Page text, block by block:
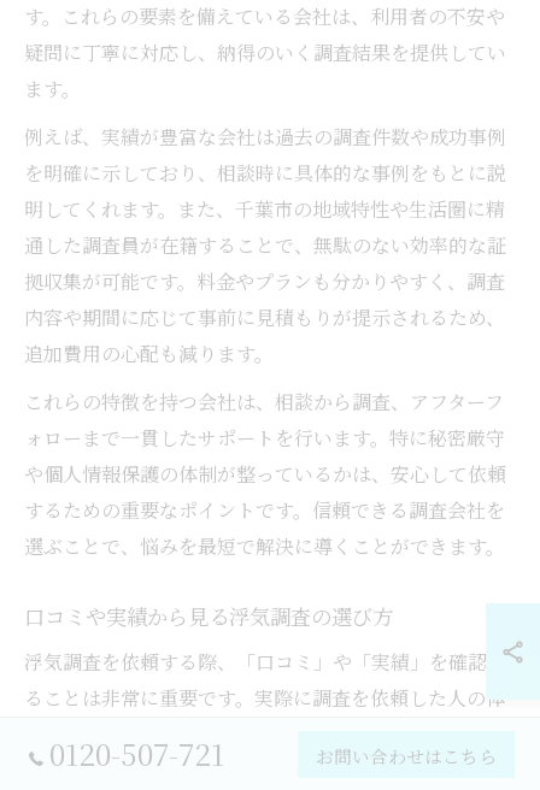
す。これらの要素を備えている会社は、利用者の不安や
疑問に丁寧に対応し、納得のいく調査結果を提供してい
ます。
例えば、実績が豊富な会社は過去の調査件数や成功事例
を明確に示しており、相談時に具体的な事例をもとに説
明してくれます。また、千葉市の地域特性や生活圏に精
通した調査員が在籍することで、無駄のない効率的な証
拠収集が可能です。料金やプランも分かりやすく、調査
内容や期間に応じて事前に見積もりが提示されるため、
追加費用の心配も減ります。
これらの特徴を持つ会社は、相談から調査、アフターフ
ォローまで一貫したサポートを行います。特に秘密厳守
や個人情報保護の体制が整っているかは、安心して依頼
するための重要なポイントです。信頼できる調査会社を
選ぶことで、悩みを最短で解決に導くことができます。
口コミや実績から見る浮気調査の選び方
浮気調査を依頼する際、「口コミ」や「実績」を確認す
ることは非常に重要です。実際に調査を依頼した人の体
力な指標となります。利用者の多くが「親身な対応だっ
0120-507-721 お問い合わせはこちら